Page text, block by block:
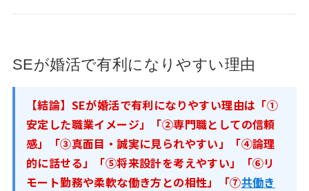
SEが婚活で有利になりやすい理由
【結論】SEが婚活で有利になりやすい理由は「①
安定した職業イメージ」「②専門職としての信頼
感」「③真面目・誠実に見られやすい」「④論理
的に話せる」「⑤将来設計を考えやすい」「⑥リ
モート勤務や柔軟な働き方との相性」「⑦共働き